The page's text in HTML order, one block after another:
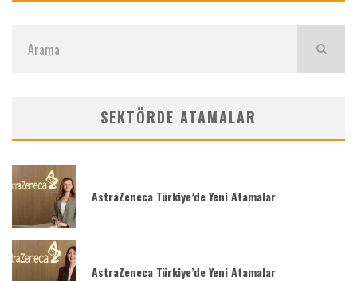
SEKTÖRDE ATAMALAR
AstraZeneca Türkiye’de Yeni Atamalar
AstraZeneca Türkiye’de Yeni Atamalar